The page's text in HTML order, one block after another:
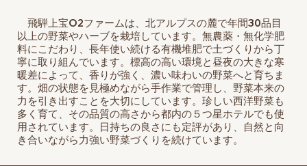
飛騨上宝O2ファームは、北アルプスの麓で年間30品目
以上の野菜やハーブを栽培しています。無農薬・無化学肥
料にこだわり、長年使い続ける有機堆肥で土づくりから丁
寧に取り組んでいます。標高の高い環境と昼夜の大きな寒
暖差によって、香りが強く、濃い味わいの野菜へと育ちま
す。畑の状態を見極めながら手作業で管理し、野菜本来の
力を引き出すことを大切にしています。珍しい西洋野菜も
多く育て、その品質の高さから都内の５つ星ホテルでも使
用されています。日持ちの良さにも定評があり、自然と向
き合いながら力強い野菜づくりを続けています。